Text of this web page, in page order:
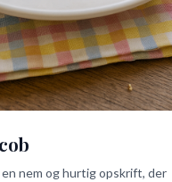
en nem og hurtig opskrift, der